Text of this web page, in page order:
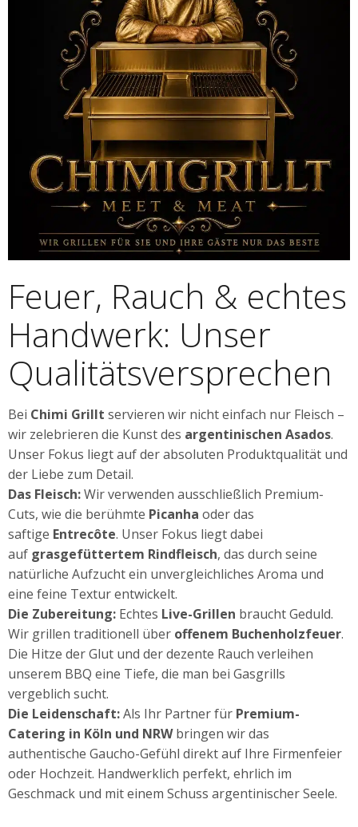
Feuer, Rauch & echtes
Handwerk: Unser
Qualitätsversprechen
Bei Chimi Grillt servieren wir nicht einfach nur Fleisch –
wir zelebrieren die Kunst des argentinischen Asados.
Unser Fokus liegt auf der absoluten Produktqualität und
der Liebe zum Detail.
Das Fleisch:Wir verwenden ausschließlich Premium-
Cuts, wie die berühmte Picanha oder das
saftige Entrecôte. Unser Fokus liegt dabei
auf grasgefüttertem Rindfleisch, das durch seine
natürliche Aufzucht ein unvergleichliches Aroma und
eine feine Textur entwickelt.
Die Zubereitung: Echtes Live-Grillen braucht Geduld.
Wir grillen traditionell über offenem Buchenholzfeuer.
Die Hitze der Glut und der dezente Rauch verleihen
unserem BBQ eine Tiefe, die man bei Gasgrills
vergeblich sucht.
Die Leidenschaft:Als Ihr Partner für Premium-
Catering in Köln und NRWbringen wir das
authentische Gaucho-Gefühl direkt auf Ihre Firmenfeier
oder Hochzeit. Handwerklich perfekt, ehrlich im
Geschmack und mit einem Schuss argentinischer Seele.